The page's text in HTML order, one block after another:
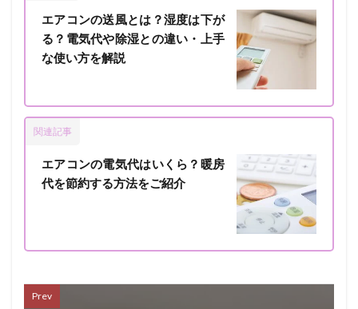
エアコンの送風とは？湿度は下が
る？電気代や除湿との違い・上手
な使い方を解説
関連記事
エアコンの電気代はいくら？暖房
代を節約する方法をご紹介
Prev